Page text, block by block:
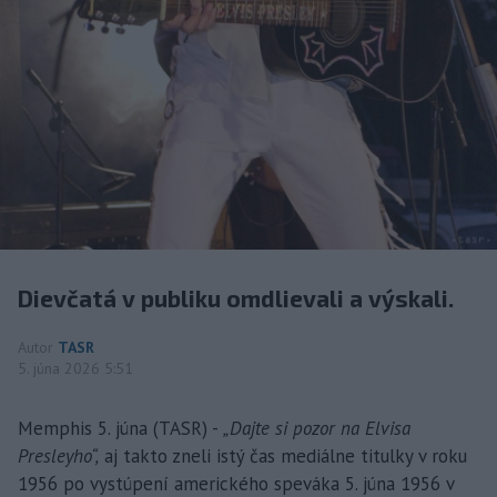
Dievčatá v publiku omdlievali a výskali.
Autor TASR
5. júna 2026 5:51
Memphis 5. júna (TASR) - „Dajte si pozor na Elvisa
Presleyho“, aj takto zneli istý čas mediálne titulky v roku
1956 po vystúpení amerického speváka 5. júna 1956 v